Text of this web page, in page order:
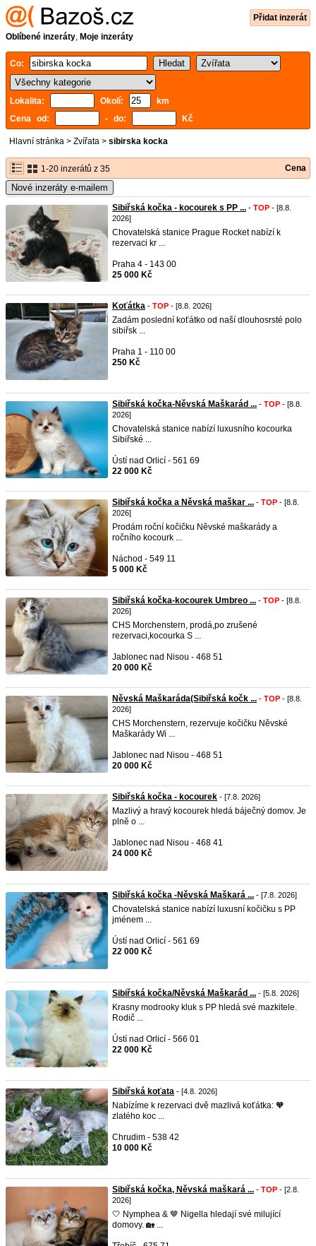
Přidat inzerát
Oblíbené inzeráty, Moje inzeráty
Co:
Lokalita: Okolí:
km
Cena od:
- do: Kč
Hlavní stránka > Zvířata > sibirska kocka
1-20 inzerátů z 35 Cena
Nové inzeráty e-mailem
Sibiřská kočka - kocourek s PP ... - TOP - [8.8.
2026]
Chovatelská stanice Prague Rocket nabízí k
rezervaci kr ...
Praha 4 - 143 00
25 000 Kč
Koťátka - TOP - [8.8. 2026]
Zadám poslední koťátko od naší dlouhosrsté polo
sibiřsk ...
Praha 1 - 110 00
250 Kč
Sibiřská kočka-Něvská Maškarád ... - TOP - [8.8.
2026]
Chovatelská stanice nabízí luxusního kocourka
Sibiřské ...
Ústí nad Orlicí - 561 69
22 000 Kč
Sibiřská kočka a Něvská maškar ... - TOP - [8.8.
2026]
Prodám roční kočičku Něvské maškarády a
ročního kocourk ...
Náchod - 549 11
5 000 Kč
Sibiřská kočka-kocourek Umbreo ... - TOP - [8.8.
2026]
CHS Morchenstern, prodá,po zrušené
rezervaci,kocourka S ...
Jablonec nad Nisou - 468 51
20 000 Kč
Něvská Maškaráda(Sibiřská kočk ... - TOP - [8.8.
2026]
CHS Morchenstern, rezervuje kočičku Něvské
Maškarády Wi ...
Jablonec nad Nisou - 468 51
20 000 Kč
Sibiřská kočka - kocourek - [7.8. 2026]
Mazlivý a hravý kocourek hledá báječný domov. Je
plně o ...
Jablonec nad Nisou - 468 41
24 000 Kč
Sibiřská kočka -Něvská Maškará ... - [7.8. 2026]
Chovatelská stanice nabízí luxusní kočičku s PP
jménem ...
Ústí nad Orlicí - 561 69
22 000 Kč
Sibiřská kočka/Něvská Maškarád ... - [5.8. 2026]
Krasny modrooky kluk s PP hledá své mazkitele.
Rodič ...
Ústí nad Orlicí - 566 01
22 000 Kč
Sibiřská koťata - [4.8. 2026]
Nabízíme k rezervaci dvě mazlivá koťátka: 🧡
zlatého koc ...
Chrudim - 538 42
10 000 Kč
Sibiřská kočka, Něvská maškará ... - TOP - [2.8.
2026]
🤍 Nymphea & 🤎 Nigella hledají své milující
domovy. 🏡 ...